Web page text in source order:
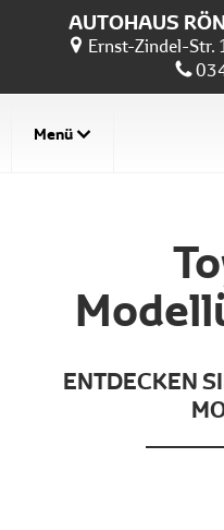
AUTOHAUS
Ernst-Zindel-Str.
Menü
ENTDECKEN